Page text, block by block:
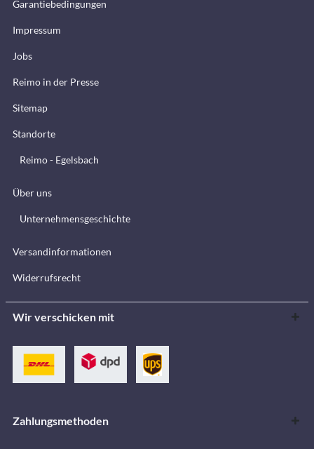
Garantiebedingungen
Impressum
Jobs
Reimo in der Presse
Sitemap
Standorte
Reimo - Egelsbach
Über uns
Unternehmensgeschichte
Versandinformationen
Widerrufsrecht
Wir verschicken mit
Zahlungsmethoden